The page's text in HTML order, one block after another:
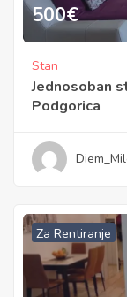
500€
Stan
Jednosoban
Podgorica
Za Rentiranje